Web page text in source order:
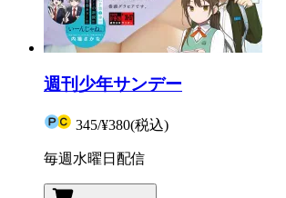
週刊少年サンデー
345/¥380(税込)
毎週水曜日配信